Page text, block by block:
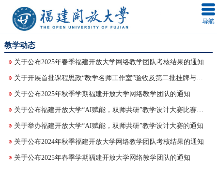
教学动态
关于公布2025年春季福建开放大学网络教学团队考核结果的通知
关于开展首批课程思政“教学名师工作室”验收及第二批挂牌与培育申请工作的通知
关于公布2025年秋季学期福建开放大学网络教学团队的通知
关于公布福建开放大学“AI赋能，双师共研”教学设计大赛比赛结果的通知
关于举办福建开放大学“AI赋能，双师共研”教学设计大赛的通知
关于公布2024年秋季福建开放大学网络教学团队考核结果的通知
关于公布2025年春季学期福建开放大学网络教学团队的通知